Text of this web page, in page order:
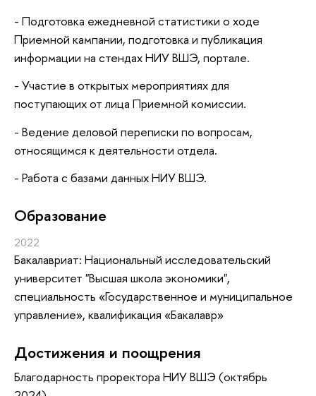
- Подготовка ежедневной статистики о ходе
Приемной кампании, подготовка и публикация
информации на стендах НИУ ВШЭ, портале.
- Участие в открытых мероприятиях для
поступающих от лица Приемной комиссии.
- Ведение деловой переписки по вопросам,
относящимся к деятельности отдела.
- Работа с базами данных НИУ ВШЭ.
Oбразование
2022
Бакалавриат: Национальный исследовательский
университет "Высшая школа экономики",
специальность «Государственное и муниципальное
управление», квалификация «Бакалавр»
Достижения и поощрения
Благодарность проректора НИУ ВШЭ (октябрь